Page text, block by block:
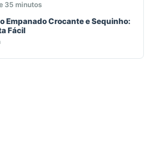
35 minutos
Empanado Crocante e Sequinho:
Fácil